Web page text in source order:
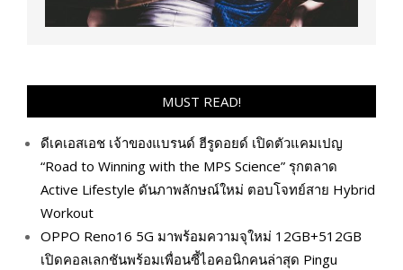
MUST READ!
ดีเคเอสเอช เจ้าของแบรนด์ ฮีรูดอยด์ เปิดตัวแคมเปญ
“Road to Winning with the MPS Science” รุกตลาด
Active Lifestyle ดันภาพลักษณ์ใหม่ ตอบโจทย์สาย Hybrid
Workout
OPPO Reno16 5G มาพร้อมความจุใหม่ 12GB+512GB
เปิดคอลเลกชันพร้อมเพื่อนซี้ไอคอนิกคนล่าสุด Pingu